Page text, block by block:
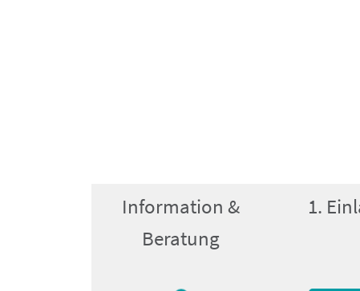
Information &
Beratung
1.